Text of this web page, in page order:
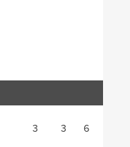
3 3 6